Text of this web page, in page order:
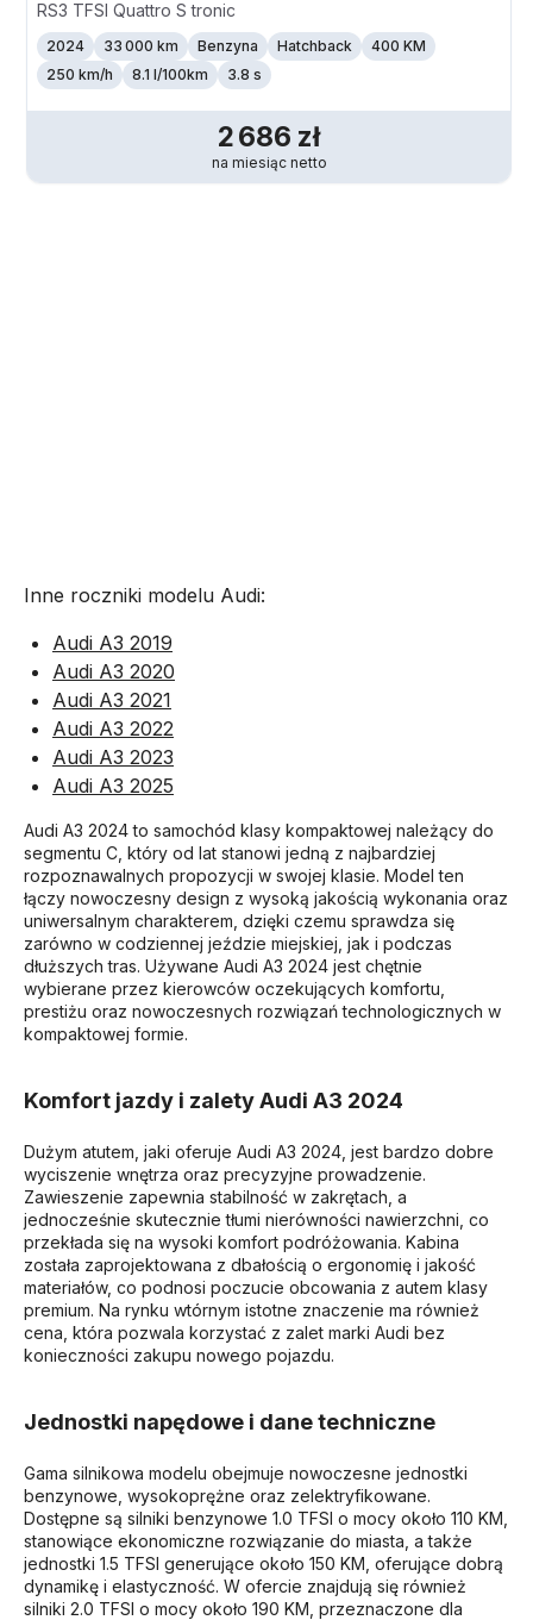
RS3 TFSI Quattro S tronic
2024 33 000 km Benzyna Hatchback
400 KM
250 km/h 8.1 l/100km 3.8 s
2 686 zł
na miesiąc netto
Inne roczniki modelu Audi:
Audi A3 2019
Audi A3 2020
Audi A3 2021
Audi A3 2022
Audi A3 2023
Audi A3 2025
Audi A3 2024 to samochód klasy kompaktowej należący do
segmentu C, który od lat stanowi jedną z najbardziej
rozpoznawalnych propozycji w swojej klasie. Model ten
łączy nowoczesny design z wysoką jakością wykonania oraz
uniwersalnym charakterem, dzięki czemu sprawdza się
zarówno w codziennej jeździe miejskiej, jak i podczas
dłuższych tras. Używane Audi A3 2024 jest chętnie
wybierane przez kierowców oczekujących komfortu,
prestiżu oraz nowoczesnych rozwiązań technologicznych w
kompaktowej formie.
Komfort jazdy i zalety Audi A3 2024
Dużym atutem, jaki oferuje Audi A3 2024, jest bardzo dobre
wyciszenie wnętrza oraz precyzyjne prowadzenie.
Zawieszenie zapewnia stabilność w zakrętach, a
jednocześnie skutecznie tłumi nierówności nawierzchni, co
przekłada się na wysoki komfort podróżowania. Kabina
została zaprojektowana z dbałością o ergonomię i jakość
materiałów, co podnosi poczucie obcowania z autem klasy
premium. Na rynku wtórnym istotne znaczenie ma również
cena, która pozwala korzystać z zalet marki Audi bez
konieczności zakupu nowego pojazdu.
Jednostki napędowe i dane techniczne
Gama silnikowa modelu obejmuje nowoczesne jednostki
benzynowe, wysokoprężne oraz zelektryfikowane.
Dostępne są silniki benzynowe 1.0 TFSI o mocy około 110 KM,
stanowiące ekonomiczne rozwiązanie do miasta, a także
jednostki 1.5 TFSI generujące około 150 KM, oferujące dobrą
dynamikę i elastyczność. W ofercie znajdują się również
silniki 2.0 TFSI o mocy około 190 KM, przeznaczone dla